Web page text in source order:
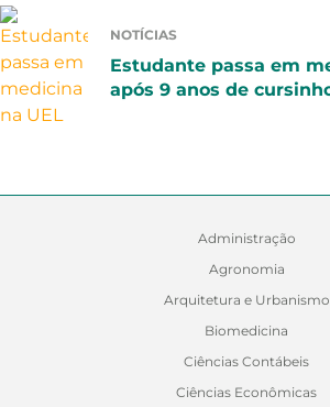
NOTÍCIAS
Estudante passa em
após 9 anos de
Administração
Agronomia
Arquitetura e Urbanismo
Biomedicina
Ciências Contábeis
Ciências Econômicas